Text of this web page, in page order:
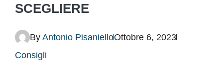
SCEGLIERE
By Antonio PisanielloOttobre 6, 2023
Consigli